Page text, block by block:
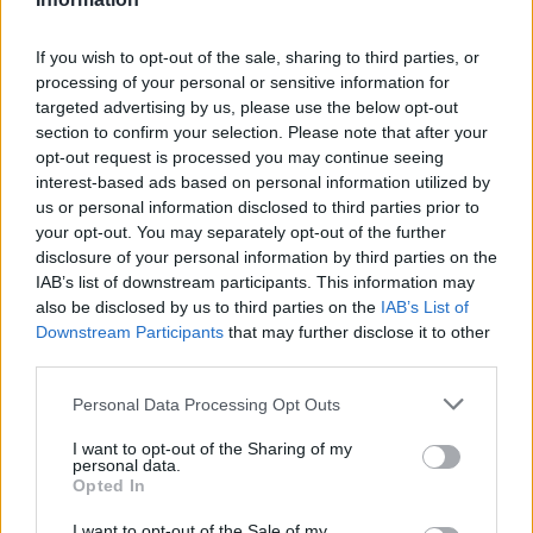
If you wish to opt-out of the sale, sharing to third parties, or
processing of your personal or sensitive information for
targeted advertising by us, please use the below opt-out
section to confirm your selection. Please note that after your
opt-out request is processed you may continue seeing
interest-based ads based on personal information utilized by
us or personal information disclosed to third parties prior to
your opt-out. You may separately opt-out of the further
disclosure of your personal information by third parties on the
IAB’s list of downstream participants. This information may
also be disclosed by us to third parties on the IAB’s List of
Downstream Participants that may further disclose it to other
Please note that this website/app uses one or more Google
not limited to your visit or usage behaviour. You may click to
grant or deny consent to Google and its third-party tags to
use your data for below specified purposes in below Google
consent section.
Personal Data Processing Opt Outs
I want to opt-out of the Sharing of my
personal data.
Opted In
A látványról áradozhatnék még (egy iPhone 13 Pro
Maxon játszottam, stabil 30 fps-sel, sőt, iMacre
tükröztem a képet, és az nagy képernyőn is jól mutatott),
de az ellenfelek mesterséges intelligenciájáról már nem
tudok annyi pozitívat elmondani. Eleinte nem volt nagy
kihívás likvidálni mindenkit, mert iszonyúan bénáztak, és
olyan is előfordult, hogy gépi társam előreszaladt, majd
megállt az ellenfélnek háttal, és mindketten ellentétes
irányba nézve próbálták kitalálni, mi legyen a következő
lépésük. Nem próbálnak annyira bekeríteni minket, mint
összecsapásoknál. Azért a bossok kegyetlenek és nyelik
a golyót is.
Amennyit eddig játszottunk vele, az alapján a The
Division Resurgence egy kiemelkedő mobilos játék, amit